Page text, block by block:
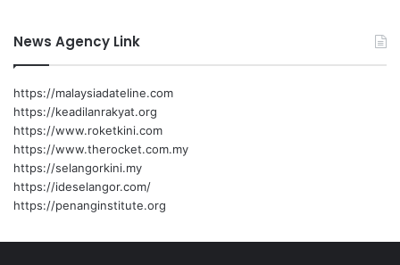
i
t
a
News Agency Link
https://malaysiadateline.com
https://keadilanrakyat.org
https://www.roketkini.com
https://www.therocket.com.my
https://selangorkini.my
https://ideselangor.com/
https://penanginstitute.org